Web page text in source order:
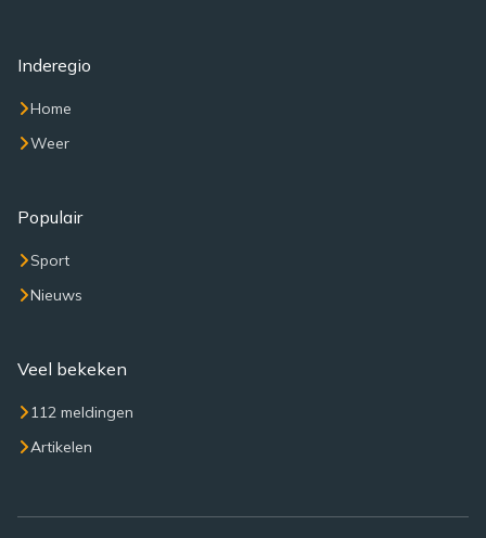
Inderegio
Home
Weer
Populair
Sport
Nieuws
Veel bekeken
112 meldingen
Artikelen